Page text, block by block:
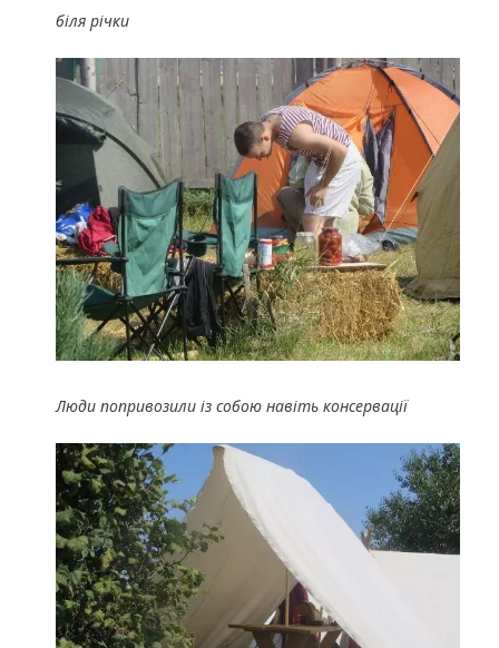
біля річки
Люди попривозили із собою навіть консервації